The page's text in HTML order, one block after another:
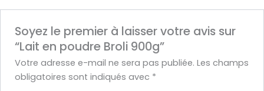
Soyez le premier à laisser votre avis sur
“Lait en poudre Broli 900g”
Votre adresse e-mail ne sera pas publiée. Les champs
obligatoires sont indiqués avec *